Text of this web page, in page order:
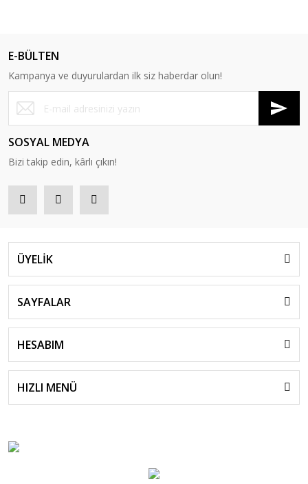
E-BÜLTEN
Kampanya ve duyurulardan ilk siz haberdar olun!
SOSYAL MEDYA
Bizi takip edin, kârlı çıkın!
ÜYELİK
SAYFALAR
HESABIM
HIZLI MENÜ